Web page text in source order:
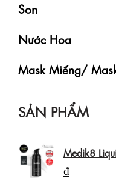
Son
Nước Hoa
Mask Miếng/
SẢN PHẨM
Medik8
₫